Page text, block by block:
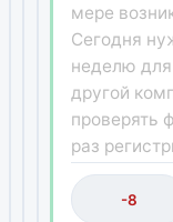
мере
Сегодня
неделю
другой
проверять
раз
-8